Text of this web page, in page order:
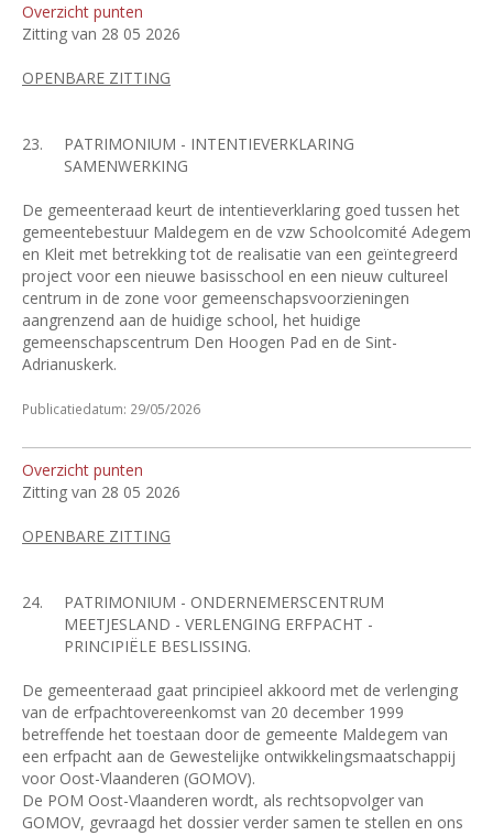
Overzicht punten
Zitting van 28 05 2026
OPENBARE ZITTING
23.
PATRIMONIUM - INTENTIEVERKLARING
SAMENWERKING
De gemeenteraad keurt de intentieverklaring goed tussen het
gemeentebestuur Maldegem en de vzw Schoolcomité Adegem
en Kleit met betrekking tot de realisatie van een geïntegreerd
project voor een nieuwe basisschool en een nieuw cultureel
centrum in de zone voor gemeenschapsvoorzieningen
aangrenzend aan de huidige school, het huidige
gemeenschapscentrum Den Hoogen Pad en de Sint-
Adrianuskerk.
Publicatiedatum: 29/05/2026
Overzicht punten
Zitting van 28 05 2026
OPENBARE ZITTING
24.
PATRIMONIUM - ONDERNEMERSCENTRUM
MEETJESLAND - VERLENGING ERFPACHT -
PRINCIPIËLE BESLISSING.
De gemeenteraad gaat principieel akkoord met de verlenging
van de erfpachtovereenkomst van 20 december 1999
betreffende het toestaan door de gemeente Maldegem van
een erfpacht aan de Gewestelijke ontwikkelingsmaatschappij
voor Oost-Vlaanderen (GOMOV).
De POM Oost-Vlaanderen wordt, als rechtsopvolger van
GOMOV, gevraagd het dossier verder samen te stellen en ons